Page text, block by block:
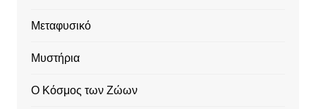
Μεταφυσικό
Μυστήρια
Ο Κόσμος των Ζώων